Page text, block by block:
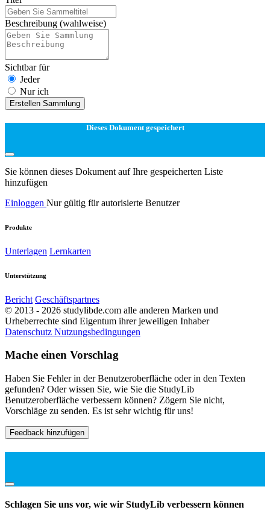
Beschreibung (wahlweise)
Sichtbar für
Jeder
Nur ich
Erstellen Sammlung
Dieses Dokument gespeichert
Sie können dieses Dokument auf Ihre gespeicherten Liste
hinzufügen
Einloggen Nur gültig für autorisierte Benutzer
Produkte
Unterlagen Lernkarten
Unterstützung
Bericht Geschäftspartnes
© 2013 - 2026 studylibde.com alle anderen Marken und
Urheberrechte sind Eigentum ihrer jeweiligen Inhaber
Datenschutz Nutzungsbedingungen
Mache einen Vorschlag
Haben Sie Fehler in der Benutzeroberfläche oder in den Texten
gefunden? Oder wissen Sie, wie Sie die StudyLib
Benutzeroberfläche verbessern können? Zögern Sie nicht,
Vorschläge zu senden. Es ist sehr wichtig für uns!
Feedback hinzufügen
Schlagen Sie uns vor, wie wir StudyLib verbessern können